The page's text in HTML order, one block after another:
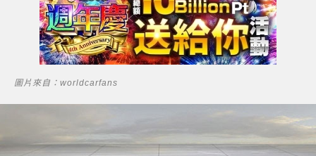
圖片來自：worldcarfans